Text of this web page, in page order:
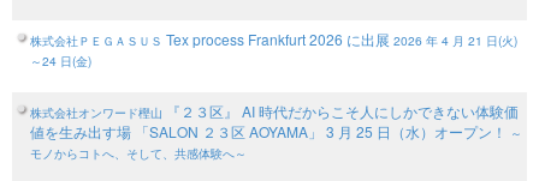
株式会社ＰＥＧＡＳＵＳ Tex process Frankfurt 2026 に出展 2026 年 4 月 21 日(火)
～24 日(金)
株式会社オンワード樫山
『２３区』 AI 時代だからこそ人にしかできない体験価
値を生み出す場 「SALON ２３区 AOYAMA」 3 月 25 日（水）オープン！
～
モノからコトへ、そして、共感体験へ～